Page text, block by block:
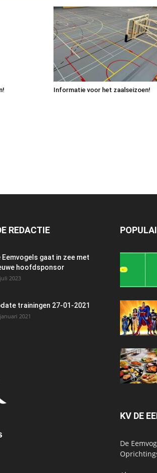
Informatie voor het zaalseizoen!
REDACTIE
Eemvogels gaat in zee met
hoofdsponsor
2023
trainingen 27-01-2021
2021
KV DE
De